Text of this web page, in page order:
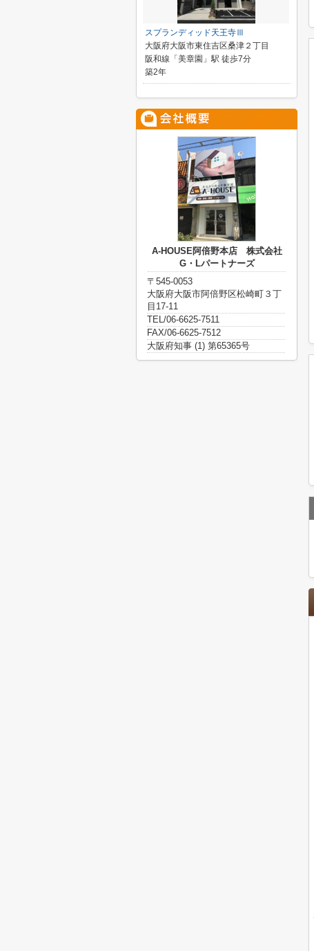
スプランディッド天王寺Ⅲ
大阪府大阪市東住吉区桑津２丁目
阪和線「美章園」駅 徒歩7分
築2年
A-HOUSE阿倍野本店 株式会社
G・Lパートナーズ
〒545-0053
大阪府大阪市阿倍野区松崎町３丁
目17-11
TEL/06-6625-7511
FAX/06-6625-7512
大阪府知事 (1) 第65365号